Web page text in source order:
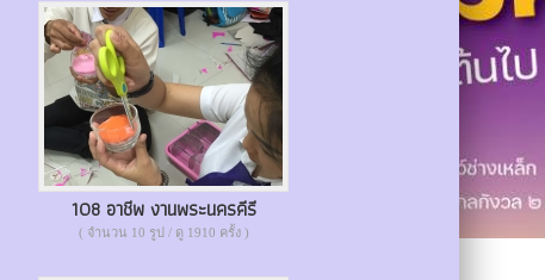
108 อาชีพ งานพระนครคีรี
( จำนวน 10 รูป / ดู 1910 ครั้ง )